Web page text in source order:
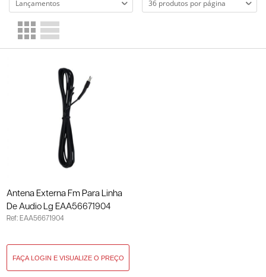
Antena Externa Fm Para Linha
De Audio Lg EAA56671904
Ref: EAA56671904